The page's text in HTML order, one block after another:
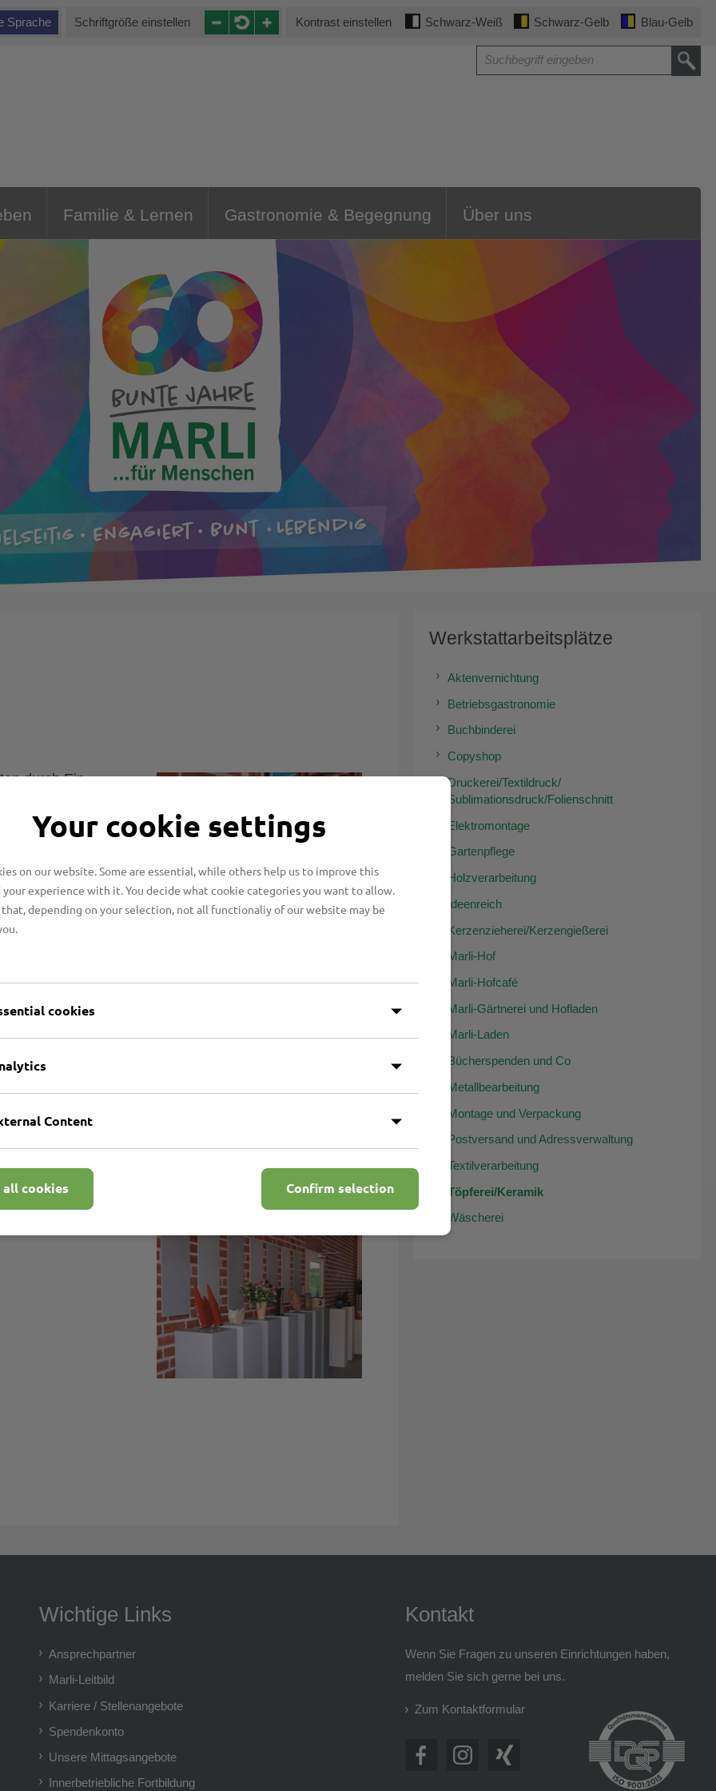
Sprache Schriftgröße einstellen Kontrast einstellen Schwarz-Weiß Schwarz-Gelb Blau-Gelb
Familie & Lernen Gastronomie & Begegnung Über uns
durch Ein-,
Herstellung von
und die
farbigen
1250 Grad im
als auch
gestellten Arbeitskosten gemäß § 223,
Werkstattarbeitsplätze
Aktenvernichtung
Betriebsgastronomie
Buchbinderei
Copyshop
Druckerei/Textildruck/
Sublimationsdruck/Folienschnitt
Elektromontage
Gartenpflege
Holzverarbeitung
Ideenreich
Kerzenzieherei/Kerzengießerei
Marli-Hof
Marli-Hofcafé
Marli-Gärtnerei und Hofladen
Marli-Laden
Bücherspenden und Co
Metallbearbeitung
Montage und Verpackung
Postversand und Adressverwaltung
Textilverarbeitung
Töpferei/Keramik
Wäscherei
Wichtige Links
Ansprechpartner
Marli-Leitbild
Karriere / Stellenangebote
Spendenkonto
Unsere Mittagsangebote
Innerbetriebliche Fortbildung
Kontakt
Wenn Sie Fragen zu unseren Einrichtungen haben,
melden Sie sich gerne bei uns.
Zum Kontaktformular
Your cookie settings
on our website. Some are essential, while others help us to improve this
experience with it. You decide what cookie categories you want to allow.
depending on your selection, not all functionaliy of our website may be
cookies
Content
cookies Confirm selection